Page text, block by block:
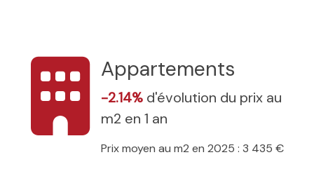
Appartements
-2.14% d'évolution du prix au
m2 en 1 an
Prix moyen au m2 en 2025 : 3 435 €